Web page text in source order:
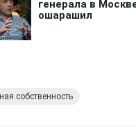
собственность